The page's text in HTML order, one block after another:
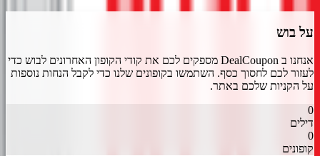
על בוש
אנחנו ב DealCoupon מספקים לכם את קודי הקופון האחרונים ל בוש כדי
לעזור לכם לחסוך כסף. השתמשו בקופונים שלנו כדי לקבל הנחות נוספות
על הקניות שלכם באתר.
0
דילים
0
קופונים